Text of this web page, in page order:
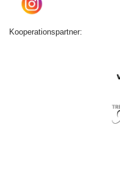
Kooperationspartner: